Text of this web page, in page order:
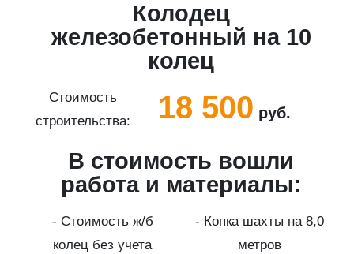
Колодец
железобетонный на 10
колец
Стоимость
строительства:
18 500 руб.
В стоимость вошли
работа и материалы:
- Стоимость ж/б
колец без учета
- Копка шахты на 8,0
метров